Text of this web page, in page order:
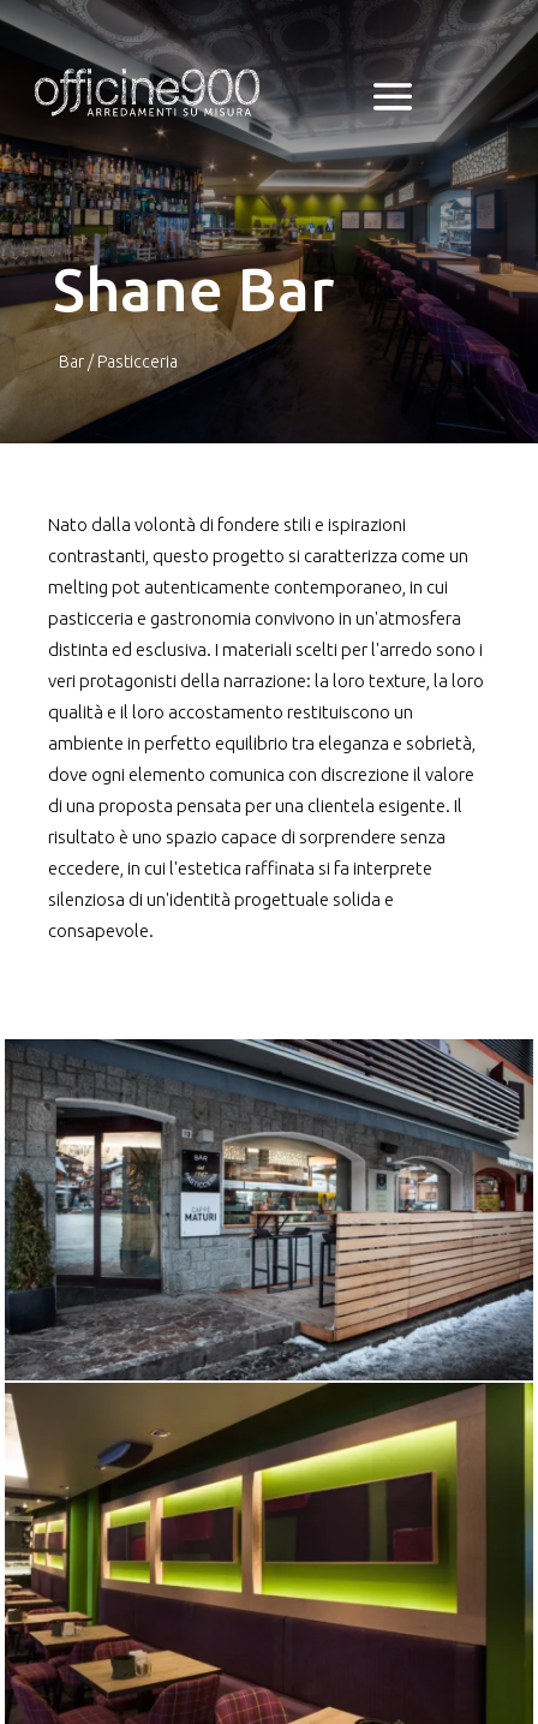
Shane Bar
Bar / Pasticceria
Nato dalla volontà di fondere stili e ispirazioni
contrastanti, questo progetto si caratterizza come un
melting pot autenticamente contemporaneo, in cui
pasticceria e gastronomia convivono in un'atmosfera
distinta ed esclusiva. I materiali scelti per l'arredo sono i
veri protagonisti della narrazione: la loro texture, la loro
qualità e il loro accostamento restituiscono un
ambiente in perfetto equilibrio tra eleganza e sobrietà,
dove ogni elemento comunica con discrezione il valore
di una proposta pensata per una clientela esigente. Il
risultato è uno spazio capace di sorprendere senza
eccedere, in cui l'estetica raffinata si fa interprete
silenziosa di un'identità progettuale solida e
consapevole.